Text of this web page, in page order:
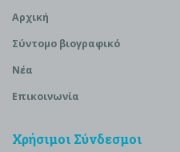
Αρχική
Σύντομο βιογραφικό
Νέα
Επικοινωνία
Χρήσιμοι Σύνδεσμοι